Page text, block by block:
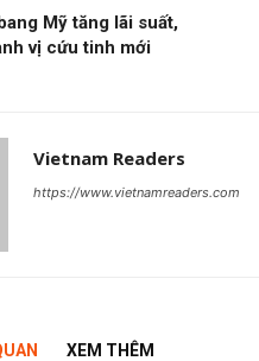
Mỹ tăng lãi suất,
vị cứu tinh mới
Vietnam Readers
https://www.vietnamreaders.com
XEM THÊM